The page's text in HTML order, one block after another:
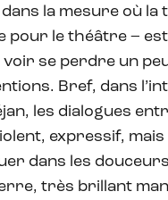
la mesure où la
pour le théâtre – est
voir se perdre un
Bref, dans
les dialogues
expressif, mais
dans les
très brillant